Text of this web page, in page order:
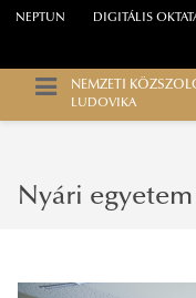
NEPTUN DIGITÁLIS
NEMZETI
LUDOVIKA
Nyári